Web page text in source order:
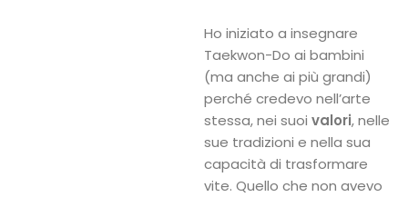
Ho iniziato a insegnare
Taekwon-Do ai bambini
(ma anche ai più grandi)
perché credevo nell’arte
stessa, nei suoivalori, nelle
sue tradizioni e nella sua
capacità di trasformare
vite. Quello che non avevo